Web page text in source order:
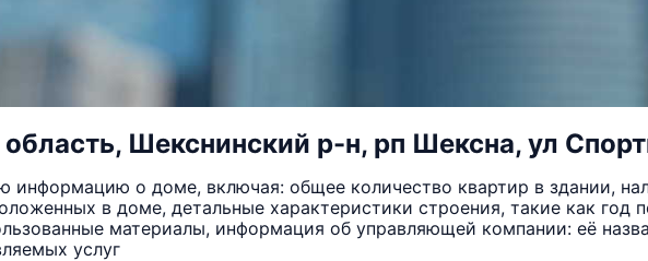
Шекснинский р-н, рп Шексна, ул
информацию о доме, включая: общее количество квартир в здании,
в доме, детальные характеристики строения, такие как год
материалы, информация об управляющей компании: её
услуг